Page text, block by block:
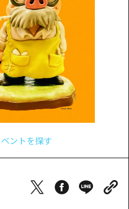
一覧
公式ガイド
ベル
日常
験一覧
ントを探す